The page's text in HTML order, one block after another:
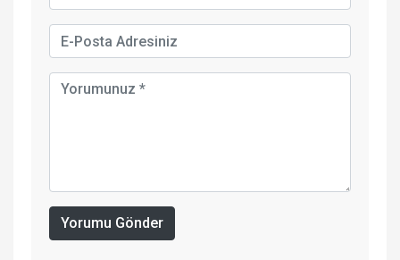
Yorumu Gönder